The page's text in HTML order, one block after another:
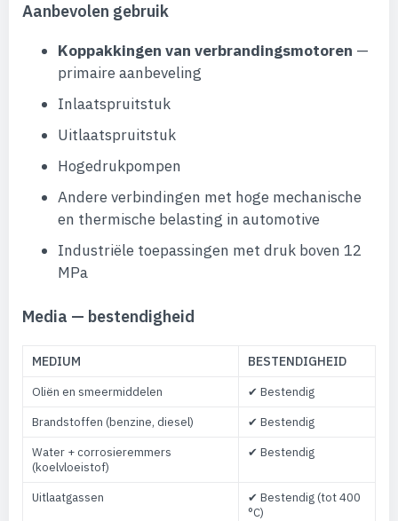
Aanbevolen gebruik
Koppakkingen van verbrandingsmotoren —
primaire aanbeveling
Inlaatspruitstuk
Uitlaatspruitstuk
Hogedrukpompen
Andere verbindingen met hoge mechanische
en thermische belasting in automotive
Industriële toepassingen met druk boven 12
MPa
Media — bestendigheid
MEDIUM BESTENDIGHEID
Oliën en smeermiddelen
✔ Bestendig
Brandstoffen (benzine, diesel)
✔ Bestendig
Water + corrosieremmers
(koelvloeistof)
✔ Bestendig
Uitlaatgassen
✔ Bestendig (tot 400
°C)